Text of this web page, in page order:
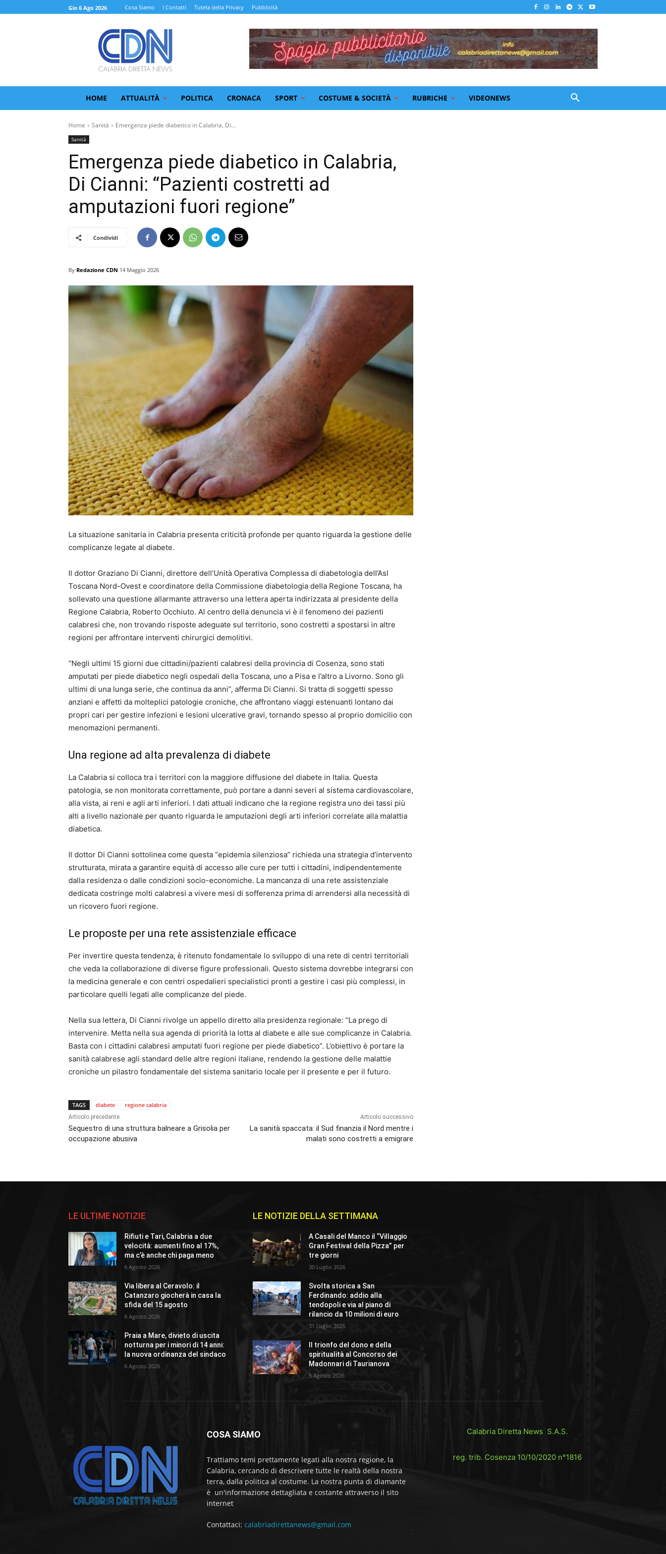
Gio 6 Ago 2026 Cosa Siamo I Contatti Tutela della Privacy Pubblicità
HOME ATTUALITÀ POLITICA CRONACA SPORT COSTUME & SOCIETÀ RUBRICHE VIDEONEWS
Home Sanità Emergenza piede diabetico in Calabria, Di...
Sanità
Emergenza piede diabetico in Calabria,
Di Cianni: “Pazienti costretti ad
amputazioni fuori regione”
Condividi
By Redazione CDN 14 Maggio 2026
La situazione sanitaria in Calabria presenta criticità profonde per quanto riguarda la gestione delle
complicanze legate al diabete.
Il dottor Graziano Di Cianni, direttore dell’Unità Operativa Complessa di diabetologia dell’Asl
Toscana Nord-Ovest e coordinatore della Commissione diabetologia della Regione Toscana, ha
sollevato una questione allarmante attraverso una lettera aperta indirizzata al presidente della
Regione Calabria, Roberto Occhiuto. Al centro della denuncia vi è il fenomeno dei pazienti
calabresi che, non trovando risposte adeguate sul territorio, sono costretti a spostarsi in altre
regioni per affrontare interventi chirurgici demolitivi.
“Negli ultimi 15 giorni due cittadini/pazienti calabresi della provincia di Cosenza, sono stati
amputati per piede diabetico negli ospedali della Toscana, uno a Pisa e l’altro a Livorno. Sono gli
ultimi di una lunga serie, che continua da anni”, afferma Di Cianni. Si tratta di soggetti spesso
anziani e affetti da molteplici patologie croniche, che affrontano viaggi estenuanti lontano dai
propri cari per gestire infezioni e lesioni ulcerative gravi, tornando spesso al proprio domicilio con
menomazioni permanenti.
Una regione ad alta prevalenza di diabete
La Calabria si colloca tra i territori con la maggiore diffusione del diabete in Italia. Questa
patologia, se non monitorata correttamente, può portare a danni severi al sistema cardiovascolare,
alla vista, ai reni e agli arti inferiori. I dati attuali indicano che la regione registra uno dei tassi più
alti a livello nazionale per quanto riguarda le amputazioni degli arti inferiori correlate alla malattia
diabetica.
Il dottor Di Cianni sottolinea come questa “epidemia silenziosa” richieda una strategia d’intervento
strutturata, mirata a garantire equità di accesso alle cure per tutti i cittadini, indipendentemente
dalla residenza o dalle condizioni socio-economiche. La mancanza di una rete assistenziale
dedicata costringe molti calabresi a vivere mesi di sofferenza prima di arrendersi alla necessità di
un ricovero fuori regione.
Le proposte per una rete assistenziale efficace
Per invertire questa tendenza, è ritenuto fondamentale lo sviluppo di una rete di centri territoriali
che veda la collaborazione di diverse figure professionali. Questo sistema dovrebbe integrarsi con
la medicina generale e con centri ospedalieri specialistici pronti a gestire i casi più complessi, in
particolare quelli legati alle complicanze del piede.
Nella sua lettera, Di Cianni rivolge un appello diretto alla presidenza regionale: “La prego di
intervenire. Metta nella sua agenda di priorità la lotta al diabete e alle sue complicanze in Calabria.
Basta con i cittadini calabresi amputati fuori regione per piede diabetico”. L’obiettivo è portare la
sanità calabrese agli standard delle altre regioni italiane, rendendo la gestione delle malattie
croniche un pilastro fondamentale del sistema sanitario locale per il presente e per il futuro.
TAGS diabete regione calabria
Articolo precedente
Sequestro di una struttura balneare a Grisolia per
occupazione abusiva
Articolo successivo
La sanità spaccata: il Sud finanzia il Nord mentre i
malati sono costretti a emigrare
LE ULTIME NOTIZIE
Rifiuti e Tari, Calabria a due
velocità: aumenti fino al 17%,
ma c’è anche chi paga meno
6 Agosto 2026
Via libera al Ceravolo: il
Catanzaro giocherà in casa la
sfida del 15 agosto
6 Agosto 2026
Praia a Mare, divieto di uscita
notturna per i minori di 14 anni:
la nuova ordinanza del sindaco
6 Agosto 2026
LE NOTIZIE DELLA SETTIMANA
A Casali del Manco il “Villaggio
Gran Festival della Pizza” per
tre giorni
30 Luglio 2026
Svolta storica a San
Ferdinando: addio alla
tendopoli e via al piano di
rilancio da 10 milioni di euro
31 Luglio 2026
Il trionfo del dono e della
spiritualità al Concorso dei
Madonnari di Taurianova
5 Agosto 2026
COSA SIAMO
Trattiamo temi prettamente legati alla nostra regione, la
Calabria, cercando di descrivere tutte le realtà della nostra
terra, dalla politica al costume. La nostra punta di diamante
è un'informazione dettagliata e costante attraverso il sito
internet
Contattaci: calabriadirettanews@gmail.com
Calabria Diretta News S.A.S.
reg. trib. Cosenza 10/10/2020 n°1816